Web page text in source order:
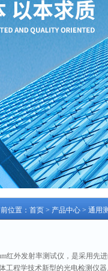
位置： 首页 > 产品中心 > 通用
红外发射率测试仪，是采用先
工程学技术新型的光电检测仪